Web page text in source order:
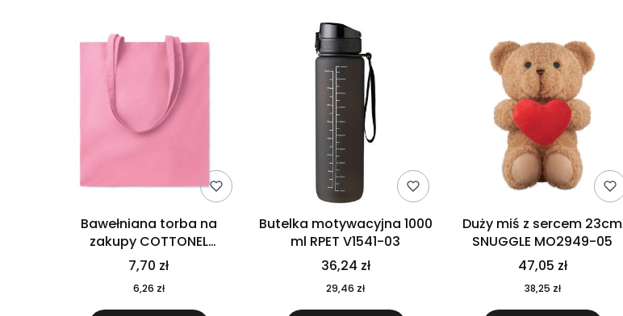
Bawełniana torba na
zakupy COTTONEL
COLOUR++ MO9846-11
7,70 zł
6,26 zł
Butelka motywacyjna 1000
ml RPET V1541-03
36,24 zł
29,46 zł
Duży miś z sercem 23cm
SNUGGLE MO2949-05
47,05 zł
38,25 zł